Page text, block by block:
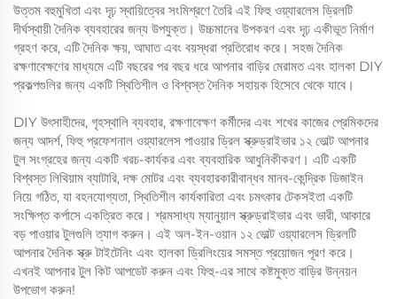
উত্তম বহুমুখিতা এবং দৃঢ় স্থায়িত্বের সংমিশ্রণে তৈরি এই ফিহু ওয়্যারলেস ড্রিলটি
দীর্ঘস্থায়ী দৈনিক ব্যবহারের জন্য উপযুক্ত। উচ্চমানের উপকরণ এবং দৃঢ় একীভূত নির্মাণ
গ্রহণ করে, এটি দৈনিক ক্ষয়, আঘাত এবং বয়স্ধরা প্রতিরোধ করে। সহজ দৈনিক
রক্ষণাবেক্ষণের মাধ্যমে এটি বছরের পর বছর ধরে আপনার বাড়ির মেরামত এবং হালকা DIY
প্রকল্পগুলির জন্য একটি স্থিতিশীল ও বিশ্বস্ত দৈনিক সহায়ক হিসেবে থেকে যাবে।
DIY উৎসাহীদের, গৃহস্থালি ব্যবহার, রক্ষণাবেক্ষণ কর্মীদের এবং শখের কাজের প্রেমিকদের
জন্য আদর্শ, ফিহু প্রফেশনাল ওয়্যারলেস পাওয়ার ড্রিল স্ক্রুড্রাইভার ১২ ভোল্ট আপনার
টুল সংগ্রহের জন্য একটি খরচ-কার্যকর এবং ব্যবহারিক আধুনিকীকরণ। এটি একটি
বিশ্বস্ত লিথিয়াম ব্যাটারি, দক্ষ মোটর এবং ব্যবহারকারীবান্ধব মানব-কেন্দ্রিক ডিজাইন
নিয়ে গঠিত, যা বহনযোগ্যতা, স্থিতিশীল কার্যকারিতা এবং চমৎকার টেকসইতা একটি
সংক্ষিপ্ত কর্পাসে একত্রিত করে। শ্রমসাধ্য ম্যানুয়াল স্ক্রুড্রাইভার এবং ভারী, আকারে
বড় পাওয়ার টুলগুলি ত্যাগ করুন। এই অল-ইন-ওয়ান ১২ ভোল্ট ওয়্যারলেস ড্রিলটি
আপনার দৈনিক স্ক্রু টাইটেনিং এবং হালকা ড্রিলিংয়ের সমস্ত প্রয়োজন পূরণ করে।
এখনই আপনার টুল কিট আপডেট করুন এবং ফিহু-এর সাথে কষ্টমুক্ত বাড়ির উন্নয়ন
উপভোগ করুন!